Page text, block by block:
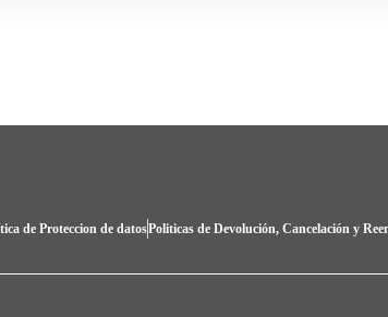
de Proteccion de datosPoliticas de Devolución, Cancelación y